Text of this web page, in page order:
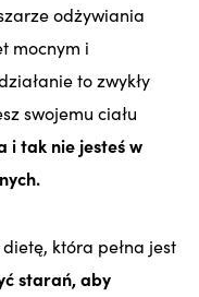
odżywiania
mocnym i
to zwykły
swojemu ciału
i tak nie jesteś w
która pełna jest
starań, aby